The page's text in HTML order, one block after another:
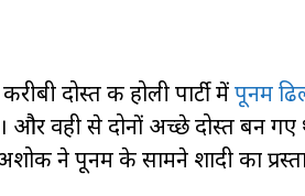
दोस्त की होली पार्टी मेंपूनम
और वही से दोनों अच्छे दोस्त बन
ने पूनम के सामने शादी का